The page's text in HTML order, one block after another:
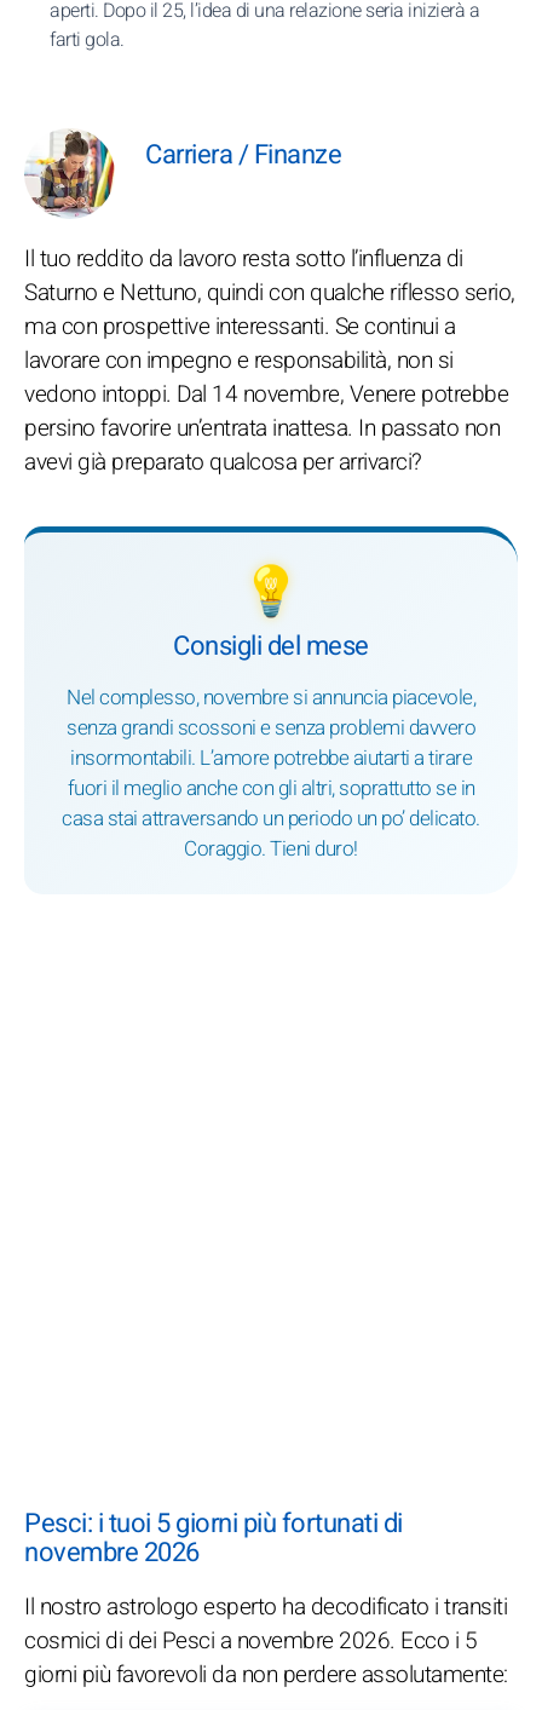
aperti. Dopo il 25, l’idea di una relazione seria inizierà a
farti gola.
Carriera / Finanze
Il tuo reddito da lavoro resta sotto l’influenza di
Saturno e Nettuno, quindi con qualche riflesso serio,
ma con prospettive interessanti. Se continui a
lavorare con impegno e responsabilità, non si
vedono intoppi. Dal 14 novembre, Venere potrebbe
persino favorire un’entrata inattesa. In passato non
avevi già preparato qualcosa per arrivarci?
💡
Consigli del mese
Nel complesso, novembre si annuncia piacevole,
senza grandi scossoni e senza problemi davvero
insormontabili. L’amore potrebbe aiutarti a tirare
fuori il meglio anche con gli altri, soprattutto se in
casa stai attraversando un periodo un po’ delicato.
Coraggio. Tieni duro!
Pesci: i tuoi 5 giorni più fortunati di
novembre 2026
Il nostro astrologo esperto ha decodificato i transiti
cosmici di dei Pesci a novembre 2026. Ecco i 5
giorni più favorevoli da non perdere assolutamente: